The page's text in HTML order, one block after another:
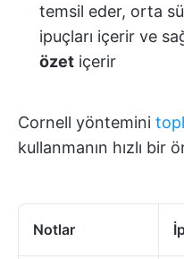
temsil eder, orta
ipuçları içerir ve
özet içerir
Cornell yöntemini
kullanmanın hızlı bir
Notlar